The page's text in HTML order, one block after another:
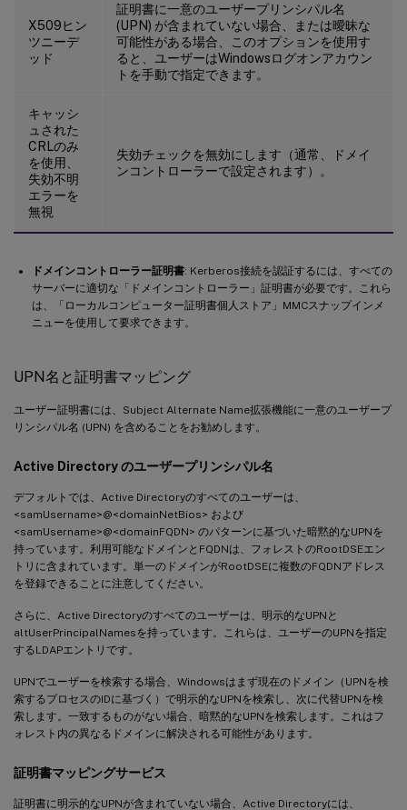
X509ヒン
ツニーデ
ッド
証明書に一意のユーザープリンシパル名
(UPN) が含まれていない場合、または曖昧な
可能性がある場合、このオプションを使用す
ると、ユーザーはWindowsログオンアカウン
トを手動で指定できます。
キャッシ
ュされた
CRLのみ
を使用、
失効不明
エラーを
無視
失効チェックを無効にします（通常、ドメイ
ンコントローラーで設定されます）。
ドメインコントローラー証明書: Kerberos接続を認証するには、すべての
サーバーに適切な「ドメインコントローラー」証明書が必要です。これら
は、「ローカルコンピューター証明書個人ストア」MMCスナップインメ
ニューを使用して要求できます。
UPN名と証明書マッピング
ユーザー証明書には、Subject Alternate Name拡張機能に一意のユーザープ
リンシパル名 (UPN) を含めることをお勧めします。
Active Directory のユーザープリンシパル名
デフォルトでは、Active Directoryのすべてのユーザーは、
<samUsername>@<domainNetBios> および
<samUsername>@<domainFQDN> のパターンに基づいた暗黙的なUPNを
持っています。利用可能なドメインとFQDNは、フォレストのRootDSEエン
トリに含まれています。単一のドメインがRootDSEに複数のFQDNアドレス
を登録できることに注意してください。
さらに、Active Directoryのすべてのユーザーは、明示的なUPNと
altUserPrincipalNamesを持っています。これらは、ユーザーのUPNを指定
するLDAPエントリです。
UPNでユーザーを検索する場合、Windowsはまず現在のドメイン（UPNを検
索するプロセスのIDに基づく）で明示的なUPNを検索し、次に代替UPNを検
索します。一致するものがない場合、暗黙的なUPNを検索します。これはフ
ォレスト内の異なるドメインに解決される可能性があります。
証明書マッピングサービス
証明書に明示的なUPNが含まれていない場合、Active Directoryには、